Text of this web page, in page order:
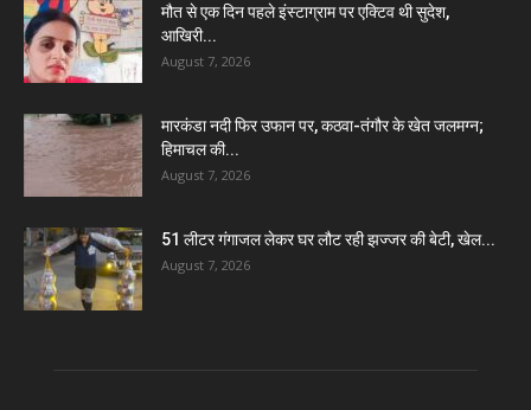
मौत से एक दिन पहले इंस्टाग्राम पर एक्टिव थी सुदेश,
आखिरी...
August 7, 2026
मारकंडा नदी फिर उफान पर, कठवा-तंगौर के खेत जलमग्न;
हिमाचल की...
August 7, 2026
51 लीटर गंगाजल लेकर घर लौट रही झज्जर की बेटी, खेल...
August 7, 2026